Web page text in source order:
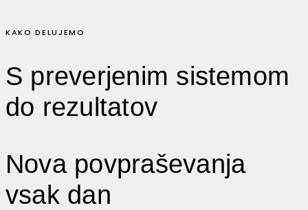
KAKO DELUJEMO
S preverjenim sistemom
do rezultatov
Nova povpraševanja
vsak dan